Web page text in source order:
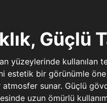
Güçlü
yüzeylerinde kullanılan
estetik bir görünümle öne
sunar. Güçlü
uzun ömürlü